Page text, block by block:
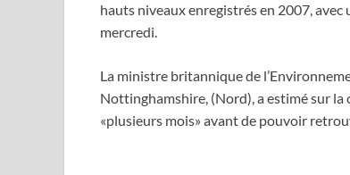
hauts niveaux enregistrés en 2007, avec
mercredi.
La ministre britannique de
Nottinghamshire, (Nord), a estimé sur
«plusieurs mois» avant de pouvoir